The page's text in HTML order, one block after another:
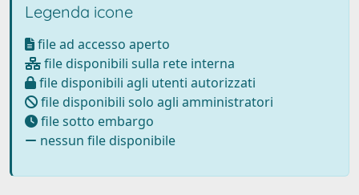
Legenda icone
file ad accesso aperto
file disponibili sulla rete interna
file disponibili agli utenti autorizzati
file disponibili solo agli amministratori
file sotto embargo
nessun file disponibile